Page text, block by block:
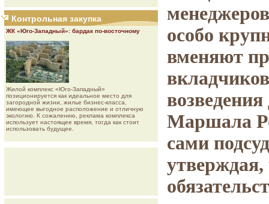
Контрольная закупка
ЖК «Юго-Западный»: бардак по-восточному
Жилой комплекс «Юго-Западный»
позиционируется как идеальное место для
загородной жизни, жилье бизнес-класса,
имеющее выгодное расположение и отличную
экологию. К сожалению, реклама комплекса
использует настоящее время, тогда как стоит
использовать будущее.
особо
вменяют
Маршала
сами
утверждая,